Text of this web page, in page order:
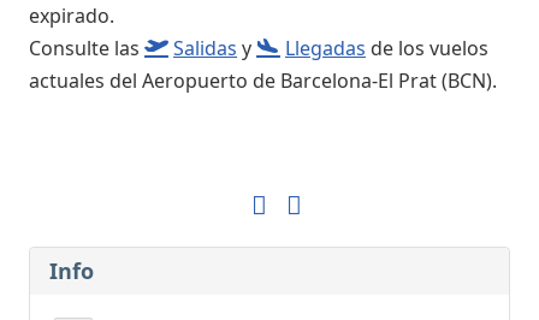
expirado.
Consulte las
Salidas y Llegadas de los vuelos
actuales del Aeropuerto de Barcelona-El Prat (BCN).
Info